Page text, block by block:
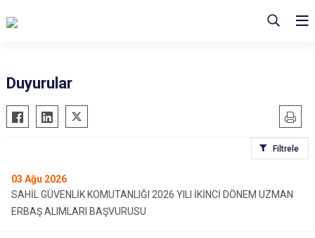
Duyurular
Filtrele
03 Ağu 2026
SAHİL GÜVENLİK KOMUTANLIĞI 2026 YILI İKİNCİ DÖNEM UZMAN
ERBAŞ ALIMLARI BAŞVURUSU